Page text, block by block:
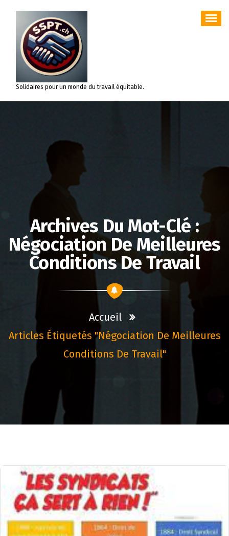
contenu
Solidaires pour un monde du travail équitable.
Archives Du Mot-Clé :
Négociation De Meilleures
Conditions De Travail
Accueil
Articles Étiquetés "négociation De Meilleures
Conditions De Travail"